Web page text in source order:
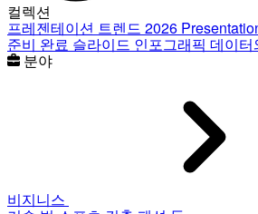
컬렉션
프레젠테이션 트렌드 2026
준비 완료 슬라이드 인포그래픽 데이터
분야
비지니스